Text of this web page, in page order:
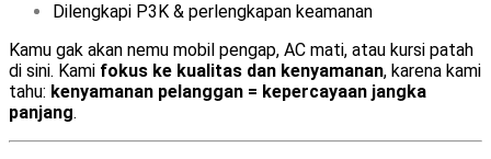
Dilengkapi P3K & perlengkapan keamanan
Kamu gak akan nemu mobil pengap, AC mati, atau kursi patah
di sini. Kami fokus ke kualitas dan kenyamanan, karena kami
tahu: kenyamanan pelanggan = kepercayaan jangka
panjang.